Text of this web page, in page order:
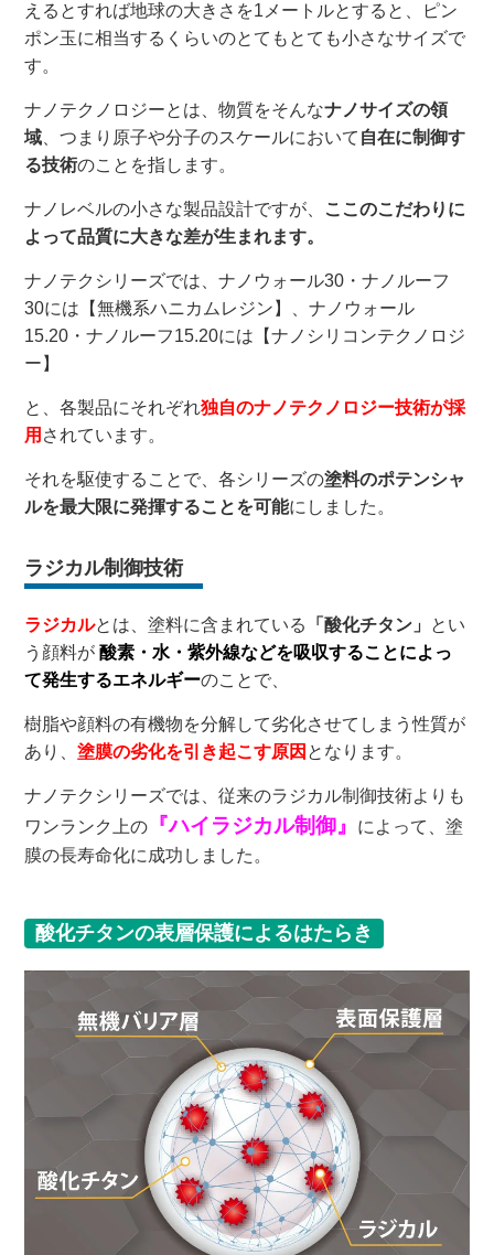
えるとすれば地球の大きさを1メートルとすると、ピン
ポン玉に相当するくらいのとてもとても小さなサイズで
す。
ナノテクノロジーとは、物質をそんなナノサイズの領
域 、つまり原子や分子のスケールにおいて 自在に制御す
る技術のことを指します。
ナノレベルの小さな製品設計ですが、 ここのこだわりに
よって品質に大きな差が生まれます。
ナノテクシリーズでは、ナノウォール30・ナノルーフ
30には【無機系ハニカムレジン】、ナノウォール
15.20・ナノルーフ15.20には【ナノシリコンテクノロジ
ー】
と、各製品にそれぞれ独自のナノテクノロジー技術が採
用 されています。
それを駆使することで、各シリーズの塗料のポテンシャ
ルを最大限に発揮することを可能にしました。
ラジカル制御技術
ラジカルとは、塗料に含まれている 「酸化チタン」 とい
う顔料が酸素・水・紫外線などを吸収することによっ
て発生するエネルギーのことで、
樹脂や顔料の有機物を分解して劣化させてしまう性質が
あり、塗膜の劣化を引き起こす原因 となります。
ナノテクシリーズでは、従来のラジカル制御技術よりも
ワンランク上の
『ハイラジカル制御』
によって、塗
膜の長寿命化に成功しました。
酸化チタンの表層保護によるはたらき